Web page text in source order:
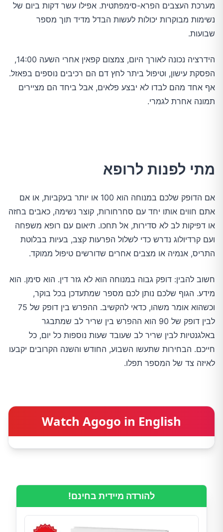
מערכת העצבים הפרא-סימפתטית. אפילו עשר דקות ביום של
נשימות מבוקרות יכולות לעשות הבדל מדיד תוך מספר
שבועות.
הידרציה נכונה לאורך היום, צמצום קפאין אחרי השעה 14:00,
הפסקת עישון, וטיפול ביתר לחץ דם הם רכיבים נוספים בפאזל.
אף אחד מהם לבדו לא יבצע פלאים, אבל ביחד הם מציירים
תמונה אחרת לגמרי.
מתי לפנות לרופא
אם הדופק שלכם במנוחה הוא 100 או יותר בעקביות, או אם
אתם חווים אותו יחד עם סחרחורות, קוצר נשימה, כאבים בחזה
או דפיקות לב לא סדירות, אל תחכו. תיאום עם רופא משפחה
ועם קרדיולוג נדרש כדי לשלול הפרעות קצב, בעיות בבלוטת
התריס, אנמיה או מצבים אחרים שדורשים טיפול ממוקד.
חשוב להבין: דופק גבוה במנוחה הוא לא גזר דין. הוא סימן. הוא
מידע. הגוף שלכם נותן לכם מספר שמתעדכן בכל בוקר,
וכשהוא אומר משהו, כדאי להקשיב. ההפרש בין דופק של 75
לבין דופק של 90 הוא ההפרש בין שריר לב שמתבגר
באלגנטיות לבין שריר לב שעובד שעות נוספות כל יום, כל
חייכם. הבחירות שתעשו השבוע, החודש והשנה הקרובים יקבעו
לאיזה צד של המספר תפלו.
Watch Agogo in English
להורדה מיידית בחינם!